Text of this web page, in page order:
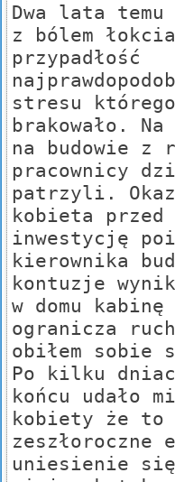
Dwa lata temu
z bólem
przypadłość
stresu
brakowało.
na budowie z
pracownicy
patrzyli.
kobieta przed
inwestycję
kierownika
kontuzje
w domu
ogranicza
obiłem sobie
Po kilku
końcu udało
kobiety że to
zeszłoroczne
uniesienie